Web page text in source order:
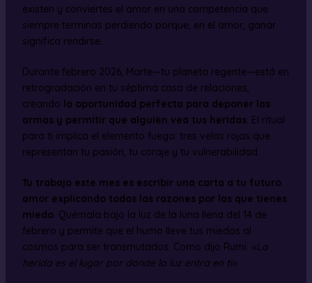
existen y conviertes el amor en una competencia que
siempre terminas perdiendo porque, en el amor, ganar
significa rendirse.
Durante febrero 2026, Marte—tu planeta regente—está en
retrogradación en tu séptima casa de relaciones,
creando la oportunidad perfecta para deponer las
armas y permitir que alguien vea tus heridas. El ritual
para ti implica el elemento fuego: tres velas rojas que
representan tu pasión, tu coraje y tu vulnerabilidad.
Tu trabajo este mes es escribir una carta a tu futuro
amor explicando todas las razones por las que tienes
miedo. Quémala bajo la luz de la luna llena del 14 de
febrero y permite que el humo lleve tus miedos al
cosmos para ser transmutados. Como dijo Rumi: «La
herida es el lugar por donde la luz entra en ti».